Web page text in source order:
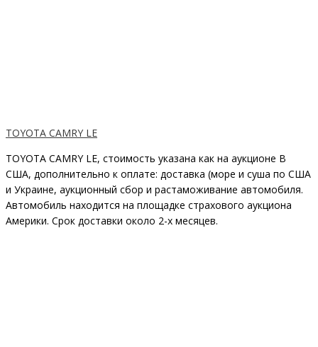
TOYOTA CAMRY LE
TOYOTA CAMRY LE, стоимость указана как на аукционе В
США, дополнительно к оплате: доставка (море и суша по США
и Украине, аукционный сбор и растаможивание автомобиля.
Автомобиль находится на площадке страхового аукциона
Америки. Срок доставки около 2-x месяцев.